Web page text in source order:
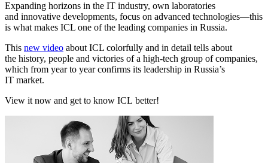
Expanding horizons in the IT industry, own laboratories
and innovative developments, focus on advanced technologies—this
is what makes ICL one of the leading companies in Russia.
This new video about ICL colorfully and in detail tells about
the history, people and victories of a high-tech group of companies,
which from year to year confirms its leadership in Russia’s
IT market.
View it now and get to know ICL better!